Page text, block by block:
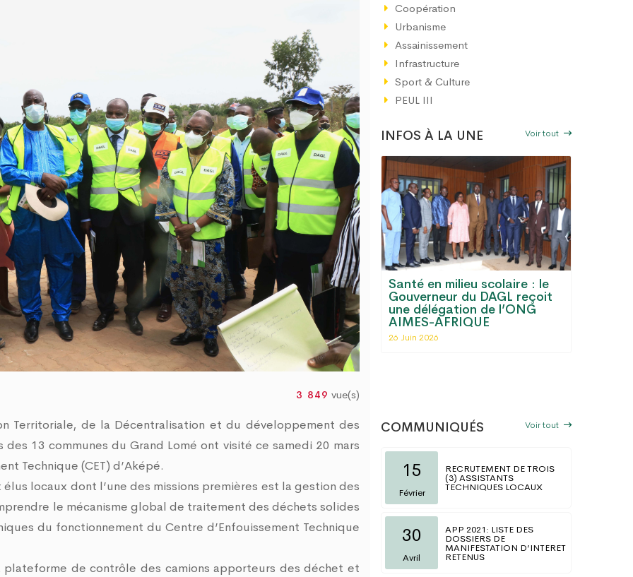
3 849 vue(s)
Territoriale, de la Décentralisation et du développement des
13 communes du Grand Lomé ont visité ce samedi 20 mars
Technique (CET) d’Aképé.
locaux dont l’une des missions premières est la gestion des
le mécanisme global de traitement des déchets solides
du fonctionnement du Centre d’Enfouissement Technique
de contrôle des camions apporteurs des déchet et
Coopération
Urbanisme
Assainissement
Infrastructure
Sport & Culture
PEUL III
INFOS À LA UNE Voir tout
de la fête du
au District Autonome
Grand Lomé
Mai 2026
3è réunion du CC-DAGL :
bilan des inondations, eau
potable et marquage fiscal
au cœur des discussions
09 Juillet 2026
Santé en milieu scolaire : le
Gouverneur du DAGL reçoit
une délégation de l’ONG
AIMES-AFRIQUE
26 Juin 2026
COMMUNIQUÉS Voir tout
15
Février
RECRUTEMENT DE TROIS
(3) ASSISTANTS
TECHNIQUES LOCAUX
30
Avril
APP 2021: LISTE DES
DOSSIERS DE
MANIFESTATION D’INTERET
RETENUS